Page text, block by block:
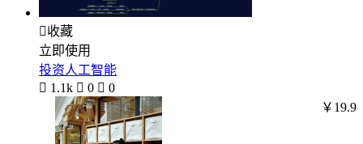
收藏
立即使用
投资人工智能
 1.1k  0  0
￥19.9